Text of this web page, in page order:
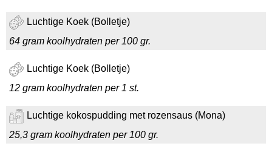
Luchtige Koek (Bolletje)
64 gram koolhydraten per 100 gr.
Luchtige Koek (Bolletje)
12 gram koolhydraten per 1 st.
Luchtige kokospudding met rozensaus (Mona)
25,3 gram koolhydraten per 100 gr.